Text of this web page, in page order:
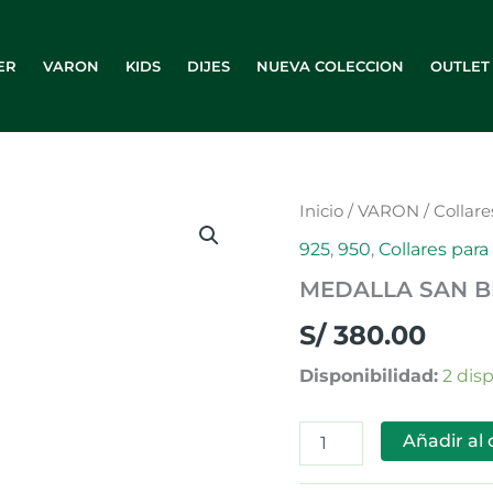
VARON KIDS DIJES NUEVA COLECCION OUTLET
Inicio / VARON /
925, 950, Collares para
MEDALLA SAN
S/380.00
Disponibilidad: 2
MEDALLA
BENITO
Añadir al